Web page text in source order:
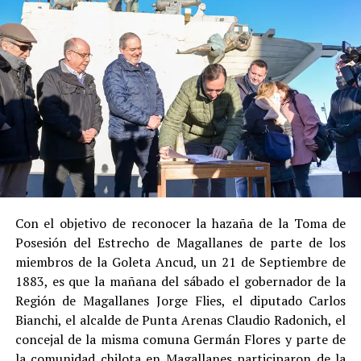
Entre las razones que permitieron esta medida, según la
Justicia, se consideraron dosatenuantes:
Sucolaboración sustancial con la investigación,
al admitir los hechos.
Suconducta anterior irreprochable , al no
registrar antecedentes penales previos.
Estas circunstancias jurídicas, sumadas al
procedimiento abreviado, redujeron la posibilidad de un
cumplimiento efectivo en recinto penitenciario.
Indemnización a la víctima y nueva investigación
por ocultamiento de bienes
En el ámbito civil, elJuzgado de Letras de Castrodictó
enseptiembre de 2023una sentencia que obliga a
Pedro Montecinos apagar una indemnización total de
Con el objetivo de reconocer la hazaña de la Toma de
Posesión del Estrecho de Magallanes de parte de los
miembros de la Goleta Ancud, un 21 de Septiembre de
1883, es que la mañana del sábado el gobernador de la
Región de Magallanes Jorge Flies, el diputado Carlos
Bianchi, el alcalde de Punta Arenas Claudio Radonich, el
concejal de la misma comuna Germán Flores y parte de